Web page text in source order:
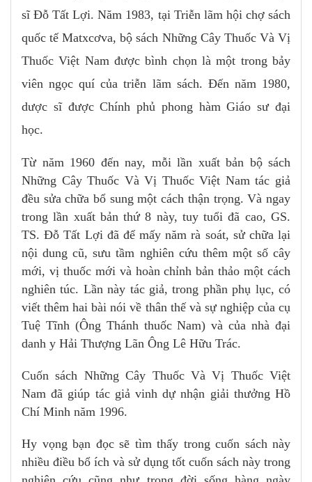
sĩ Đỗ Tất Lợi. Năm 1983, tại Triễn lãm hội chợ sách
quốc tế Matxcơva, bộ sách Những Cây Thuốc Và Vị
Thuốc Việt Nam được bình chọn là một trong bảy
viên ngọc quí của triễn lãm sách. Đến năm 1980,
dược sĩ được Chính phủ phong hàm Giáo sư đại
học.
Từ năm 1960 đến nay, mỗi lần xuất bản bộ sách
Những Cây Thuốc Và Vị Thuốc Việt Nam tác giả
đều sửa chữa bổ sung một cách thận trọng. Và ngay
trong lần xuất bản thứ 8 này, tuy tuổi đã cao, GS.
TS. Đỗ Tất Lợi đã để mấy năm rà soát, sử chữa lại
nội dung cũ, sưu tầm nghiên cứu thêm một số cây
mới, vị thuốc mới và hoàn chỉnh bản thảo một cách
nghiên túc. Lần này tác giả, trong phần phụ lục, có
viết thêm hai bài nói về thân thế và sự nghiệp của cụ
Tuệ Tĩnh (Ông Thánh thuốc Nam) và của nhà đại
danh y Hải Thượng Lãn Ông Lê Hữu Trác.
Cuốn sách Những Cây Thuốc Và Vị Thuốc Việt
Nam đã giúp tác giả vinh dự nhận giải thưởng Hồ
Chí Minh năm 1996.
Hy vọng bạn đọc sẽ tìm thấy trong cuốn sách này
nhiều điều bổ ích và sử dụng tốt cuốn sách này trong